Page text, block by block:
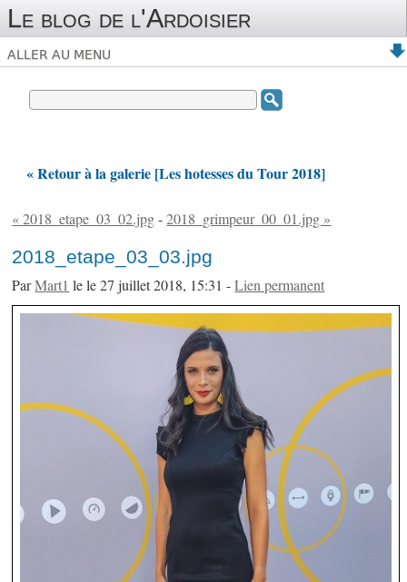
Le blog de l'Ardoisier
ALLER AU MENU
« Retour à la galerie [Les hotesses du Tour 2018]
« 2018_etape_03_02.jpg - 2018_grimpeur_00_01.jpg »
2018_etape_03_03.jpg
ParMart1 le le 27 juillet 2018, 15:31 -Lien permanent